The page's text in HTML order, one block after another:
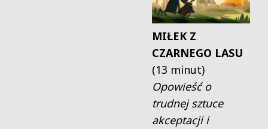
MIŁEK Z
CZARNEGO LASU
(13 minut)
Opowieść o
trudnej sztuce
akceptacji i